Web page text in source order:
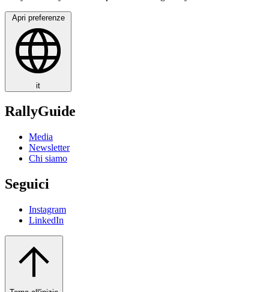
Apri preferenze
it
RallyGuide
Media
Newsletter
Chi siamo
Seguici
Instagram
LinkedIn